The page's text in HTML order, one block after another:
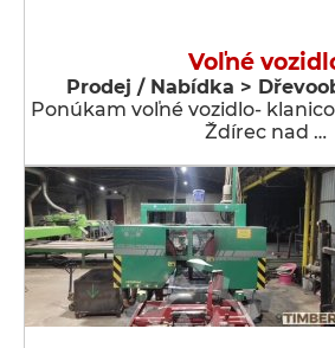
Voľné
Prodej / Nabídka >
Ponúkam voľné vozidlo-
Ždírec nad …